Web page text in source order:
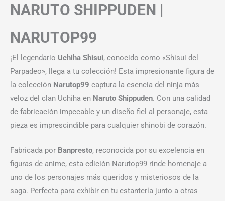
NARUTO SHIPPUDEN |
NARUTOP99
¡El legendario Uchiha Shisui, conocido como «Shisui del
Parpadeo», llega a tu colección! Esta impresionante figura de
la colección Narutop99 captura la esencia del ninja más
veloz del clan Uchiha en Naruto Shippuden. Con una calidad
de fabricación impecable y un diseño fiel al personaje, esta
pieza es imprescindible para cualquier shinobi de corazón.
Fabricada por Banpresto, reconocida por su excelencia en
figuras de anime, esta edición Narutop99 rinde homenaje a
uno de los personajes más queridos y misteriosos de la
saga. Perfecta para exhibir en tu estantería junto a otras